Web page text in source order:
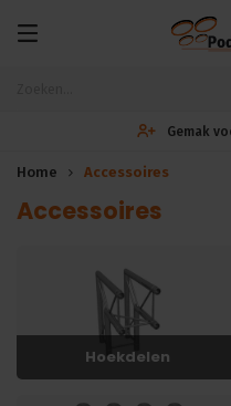
Home Accessoires
Accessoires
Hoekdelen